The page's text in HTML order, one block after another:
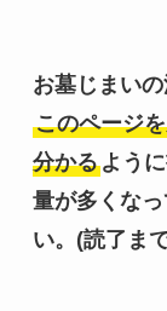
お墓じまい
このページ
分かるよう
量が多くな
い。(読了ま